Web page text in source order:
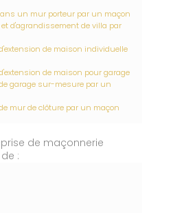
un mur porteur par un maçon
d'agrandissement de villa par
de maison individuelle
de maison pour garage
garage sur-mesure par un
mur de clôture par un maçon
de maçonnerie
: